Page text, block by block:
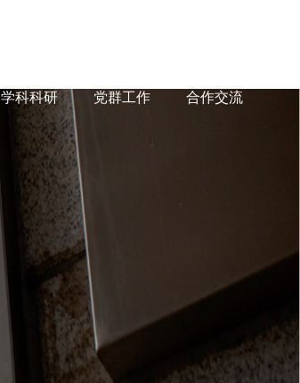
学科科研 党群工作 合作交流